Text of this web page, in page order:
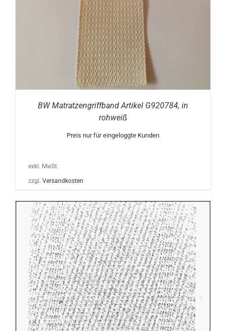
BW Matratzengriffband Artikel G920784, in
rohweiß
Preis nur für eingeloggte Kunden
exkl. MwSt.
zzgl. Versandkosten